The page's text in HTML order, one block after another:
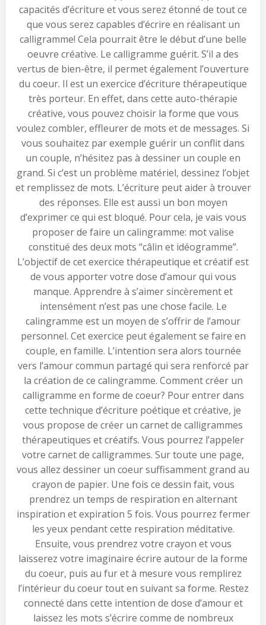
capacités d’écriture et vous serez étonné de tout ce
que vous serez capables d’écrire en réalisant un
calligramme! Cela pourrait être le début d’une belle
oeuvre créative. Le calligramme guérit. S’il a des
vertus de bien-être, il permet également l’ouverture
du coeur. Il est un exercice d’écriture thérapeutique
très porteur. En effet, dans cette auto-thérapie
créative, vous pouvez choisir la forme que vous
voulez combler, effleurer de mots et de messages. Si
vous souhaitez par exemple guérir un conflit dans
un couple, n’hésitez pas à dessiner un couple en
grand. Si c’est un problème matériel, dessinez l’objet
et remplissez de mots. L’écriture peut aider à trouver
des réponses. Elle est aussi un bon moyen
d’exprimer ce qui est bloqué. Pour cela, je vais vous
proposer de faire un calingramme: mot valise
constitué des deux mots “câlin et idéogramme”.
L’objectif de cet exercice thérapeutique et créatif est
de vous apporter votre dose d’amour qui vous
manque. Apprendre à s’aimer sincèrement et
intensément n’est pas une chose facile. Le
calingramme est un moyen de s’offrir de l’amour
personnel. Cet exercice peut également se faire en
couple, en famille. L’intention sera alors tournée
vers l’amour commun partagé qui sera renforcé par
la création de ce calingramme. Comment créer un
calligramme en forme de coeur? Pour entrer dans
cette technique d’écriture poétique et créative, je
vous propose de créer un carnet de calligrammes
thérapeutiques et créatifs. Vous pourrez l’appeler
votre carnet de calligrammes. Sur toute une page,
vous allez dessiner un coeur suffisamment grand au
crayon de papier. Une fois ce dessin fait, vous
prendrez un temps de respiration en alternant
inspiration et expiration 5 fois. Vous pourrez fermer
les yeux pendant cette respiration méditative.
Ensuite, vous prendrez votre crayon et vous
laisserez votre imaginaire écrire autour de la forme
du coeur, puis au fur et à mesure vous remplirez
l’intérieur du coeur tout en suivant sa forme. Restez
connecté dans cette intention de dose d’amour et
laissez les mots s’écrire comme de nombreux